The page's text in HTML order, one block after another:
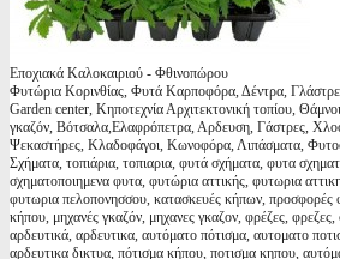
Εποχιακά Καλοκαιριού - Φθινοπώρου
Φυτώρια Κορινθίας, Φυτά Καρποφόρα, Δέντρα,
Garden center, Κηποτεχνία Αρχιτεκτονική τοπίου,
γκαζόν, Βότσαλα,Ελαφρόπετρα, Αρδευση, Γάστρες,
Ψεκαστήρες, Κλαδοφάγοι, Κωνοφόρα, Λιπάσματα,
Σχήματα, τοπιάρια, τοπιαρια, φυτά σχήματα, φυτα
σχηματοποιημενα φυτα, φυτώρια αττικής, φυτωρια
φυτωρια πελοπονησσου, κατασκευές κήπων,
κήπου, μηχανές γκαζόν, μηχανες γκαζον, φρέζες,
αρδευτικά, αρδευτικα, αυτόματο πότισμα, αυτοματο
αρδευτικα δικτυα, πότισμα κήπου, ποτισμα κηπου,